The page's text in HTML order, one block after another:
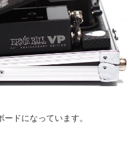
ドになっています。